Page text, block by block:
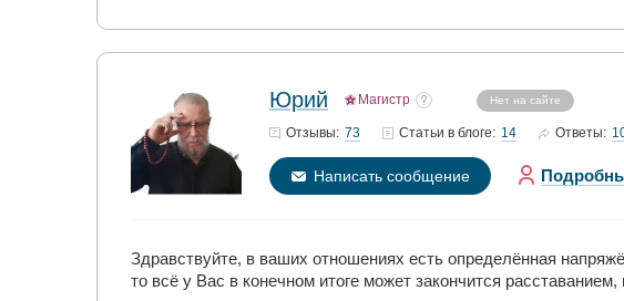
Юрий Магистр Нет на сайте
Отзывы: 73 Статьи в блоге: 14 Ответы:
Написать сообщение
Здравствуйте, в ваших отношениях есть определённая
то всё у Вас в конечном итоге может закончится